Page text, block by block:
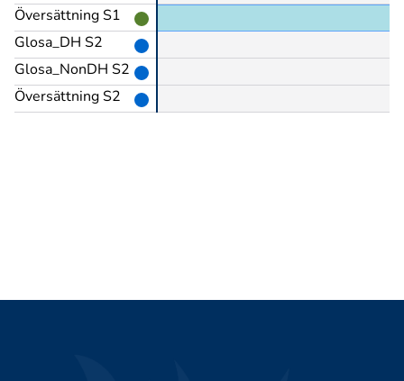
Översättning S1
Glosa_DH S2
Glosa_NonDH S2
Översättning S2
PEK>person/PEK